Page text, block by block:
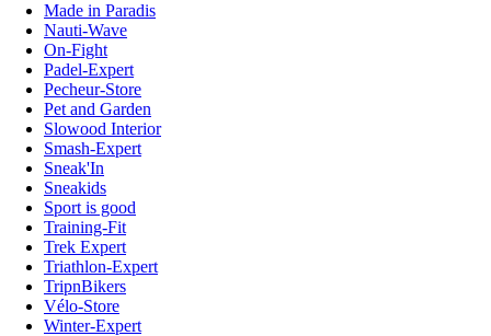
Made in Paradis
Nauti-Wave
On-Fight
Padel-Expert
Pecheur-Store
Pet and Garden
Slowood Interior
Smash-Expert
Sneak'In
Sneakids
Sport is good
Training-Fit
Trek Expert
Triathlon-Expert
TripnBikers
Vélo-Store
Winter-Expert